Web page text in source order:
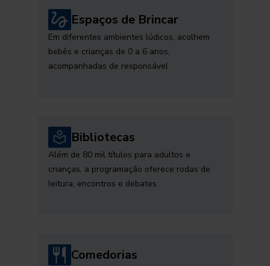
Espaços de Brincar
Em diferentes ambientes lúdicos, acolhem
bebês e crianças de 0 a 6 anos,
acompanhadas de responsável
Bibliotecas
Além de 80 mil títulos para adultos e
crianças, a programação oferece rodas de
leitura, encontros e debates
Comedorias